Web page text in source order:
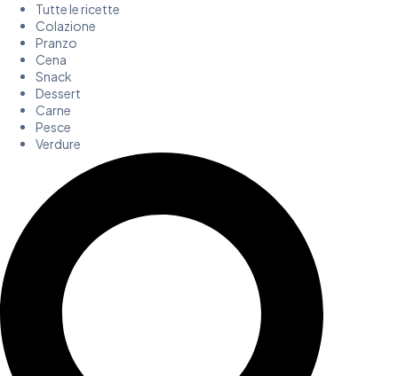
Tutte le ricette
Colazione
Pranzo
Cena
Snack
Dessert
Carne
Pesce
Verdure